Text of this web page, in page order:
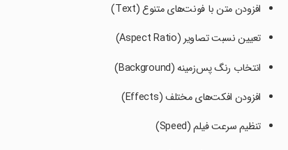
افزودن متن با فونت‌های متنوع (Text)
تعیین نسبت تصاویر (Aspect Ratio)
انتخاب رنگ پس‌زمینه (Background)
افزودن افکت‌های مختلف (Effects)
تنظیم سرعت فیلم (Speed)